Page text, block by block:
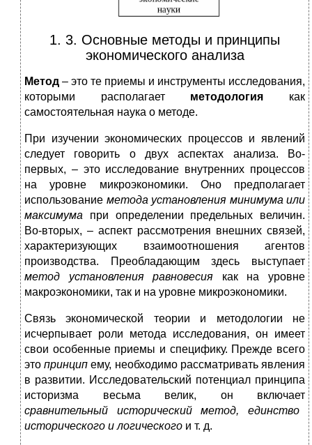
1. 3. Основные методы и принципы
экономического анализа
Метод – это те приемы и инструменты исследования,
которыми располагает методология как
самостоятельная наука о методе.
При изучении экономических процессов и явлений
следует говорить о двух аспектах анализа. Во-
первых, – это исследование внутренних процессов
на уровне микроэкономики. Оно предполагает
использование метода установления минимума или
максимума при определении предельных величин.
Во-вторых, – аспект рассмотрения внешних связей,
характеризующих взаимоотношения агентов
производства. Преобладающим здесь выступает
метод установления равновесия как на уровне
макроэкономики, так и на уровне микроэкономики.
Связь экономической теории и методологии не
исчерпывает роли метода исследования, он имеет
свои особенные приемы и специфику. Прежде всего
это принцип ему, необходимо рассматривать явления
в развитии. Исследовательский потенциал принципа
историзма весьма велик, он включает
сравнительный исторический метод, единство
исторического и логического и т. д.